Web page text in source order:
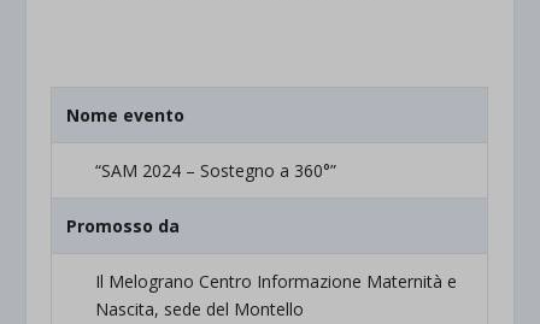
Nome evento
“SAM 2024 – Sostegno a 360°”
Promosso da
Il Melograno Centro Informazione Maternità e
Nascita, sede del Montello